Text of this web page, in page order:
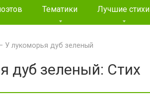
Тематики Лучшие стихи
У лукоморья дуб зеленый
дуб зеленый: Стих